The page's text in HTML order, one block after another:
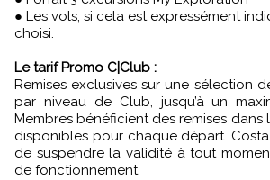
● Les vols, si cela est expressément
choisi.
Le tarif Promo C|Club :
Remises exclusives sur une sélection
par niveau de Club, jusqu’à un
Membres bénéficient des remises dans
disponibles pour chaque départ.
de suspendre la validité à tout
de fonctionnement.